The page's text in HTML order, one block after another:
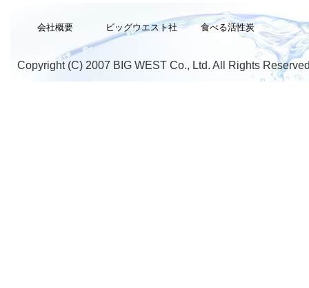
会社概要 ビッグウエスト社 食べる活性炭
Copyright (C) 2007 BIG WEST Co., Ltd. All Rights